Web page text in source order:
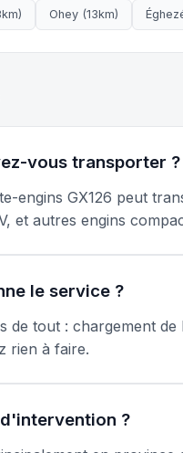
Ohey (13km)
vous transporter ?
engins GX126 peut
et autres engins
le service ?
de tout : chargement
rien à faire.
?